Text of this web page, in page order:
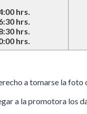
hrs.
hrs.
hrs.
hrs.
a tomarse la foto
a la promotora los